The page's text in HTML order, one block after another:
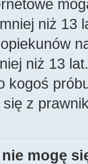
niż 13
niż 13
kogoś
z
mogę